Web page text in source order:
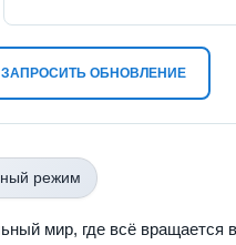
ЗАПРОСИТЬ ОБНОВЛЕНИЕ
режим
мир, где всё вращается